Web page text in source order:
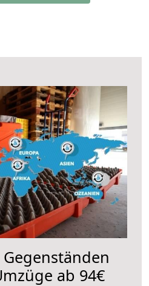
ab 94€